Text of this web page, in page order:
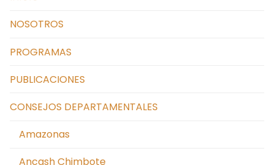
Junín
La Libertad Trujillo
Lambayeque
Lima
Madre de Dios
NOSOTROS
PROGRAMAS
PUBLICACIONES
CONSEJOS DEPARTAMENTALES
Amazonas
Ancash Chimbote